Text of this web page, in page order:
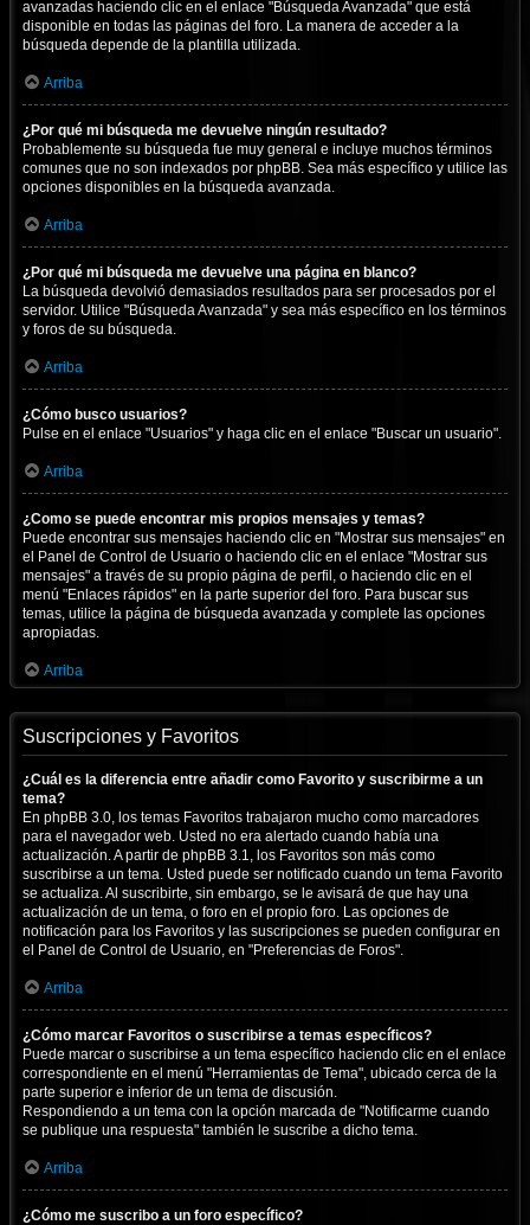
avanzadas haciendo clic en el enlace "Búsqueda Avanzada" que está
disponible en todas las páginas del foro. La manera de acceder a la
búsqueda depende de la plantilla utilizada.
Arriba
¿Por qué mi búsqueda me devuelve ningún resultado?
Probablemente su búsqueda fue muy general e incluye muchos términos
comunes que no son indexados por phpBB. Sea más específico y utilice las
opciones disponibles en la búsqueda avanzada.
Arriba
¿Por qué mi búsqueda me devuelve una página en blanco?
La búsqueda devolvió demasiados resultados para ser procesados por el
servidor. Utilice "Búsqueda Avanzada" y sea más específico en los términos
y foros de su búsqueda.
Arriba
¿Cómo busco usuarios?
Pulse en el enlace "Usuarios" y haga clic en el enlace "Buscar un usuario".
Arriba
¿Como se puede encontrar mis propios mensajes y temas?
Puede encontrar sus mensajes haciendo clic en "Mostrar sus mensajes" en
el Panel de Control de Usuario o haciendo clic en el enlace "Mostrar sus
mensajes" a través de su propio página de perfil, o haciendo clic en el
menú "Enlaces rápidos" en la parte superior del foro. Para buscar sus
temas, utilice la página de búsqueda avanzada y complete las opciones
apropiadas.
Arriba
Suscripciones y Favoritos
¿Cuál es la diferencia entre añadir como Favorito y suscribirme a un
tema?
En phpBB 3.0, los temas Favoritos trabajaron mucho como marcadores
para el navegador web. Usted no era alertado cuando había una
actualización. A partir de phpBB 3.1, los Favoritos son más como
suscribirse a un tema. Usted puede ser notificado cuando un tema Favorito
se actualiza. Al suscribirte, sin embargo, se le avisará de que hay una
actualización de un tema, o foro en el propio foro. Las opciones de
notificación para los Favoritos y las suscripciones se pueden configurar en
el Panel de Control de Usuario, en "Preferencias de Foros".
Arriba
¿Cómo marcar Favoritos o suscribirse a temas específicos?
Puede marcar o suscribirse a un tema específico haciendo clic en el enlace
correspondiente en el menú "Herramientas de Tema", ubicado cerca de la
parte superior e inferior de un tema de discusión.
Respondiendo a un tema con la opción marcada de "Notificarme cuando
se publique una respuesta" también le suscribe a dicho tema.
Arriba
¿Cómo me suscribo a un foro específico?